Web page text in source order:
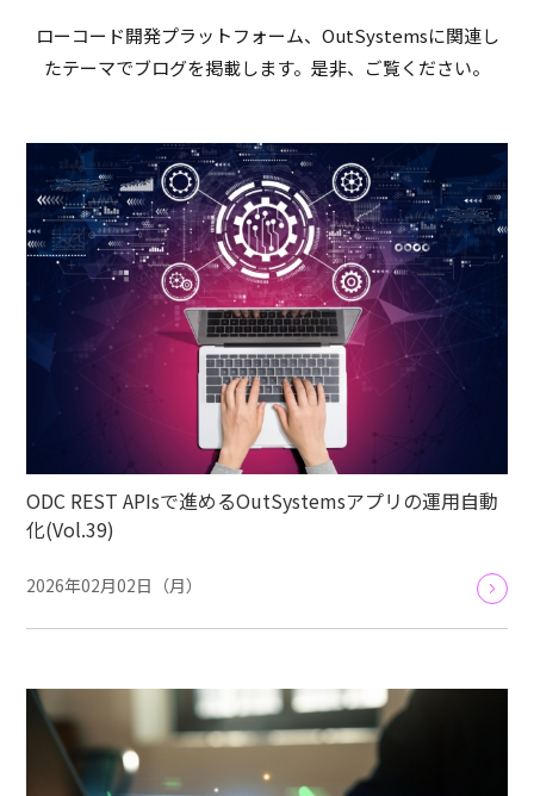
ローコード開発プラットフォーム、OutSystemsに関連し
たテーマでブログを掲載します。是非、ご覧ください。
ODC REST APIsで進めるOutSystemsアプリの運用自動
化(Vol.39)
2026年02月02日（月）